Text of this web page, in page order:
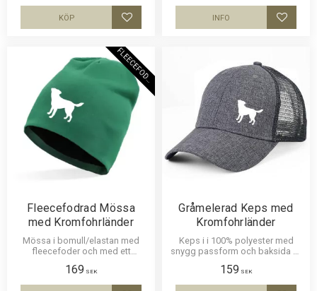
Lägg till i favoriter
KÖP
Lägg
INFO
Fleecefodrad Mössa
med Kromfohrländer
Mössa i bomull/elastan med
fleecefoder och med ett
Kromfohrländer. Mössan finns i
flera färger.
169 SEK
F
L
E
E
C
E
F
O
D
E
R
Gråmelerad Keps med
Kromfohrländer
Keps i i 100% polyester med
snygg passform och baksida av
Kromfohrländer. Luftig och skön
keps.
159 SEK